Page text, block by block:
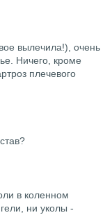
вылечила!), очень
Ничего, кроме
плечевого
в коленном
ни уколы -